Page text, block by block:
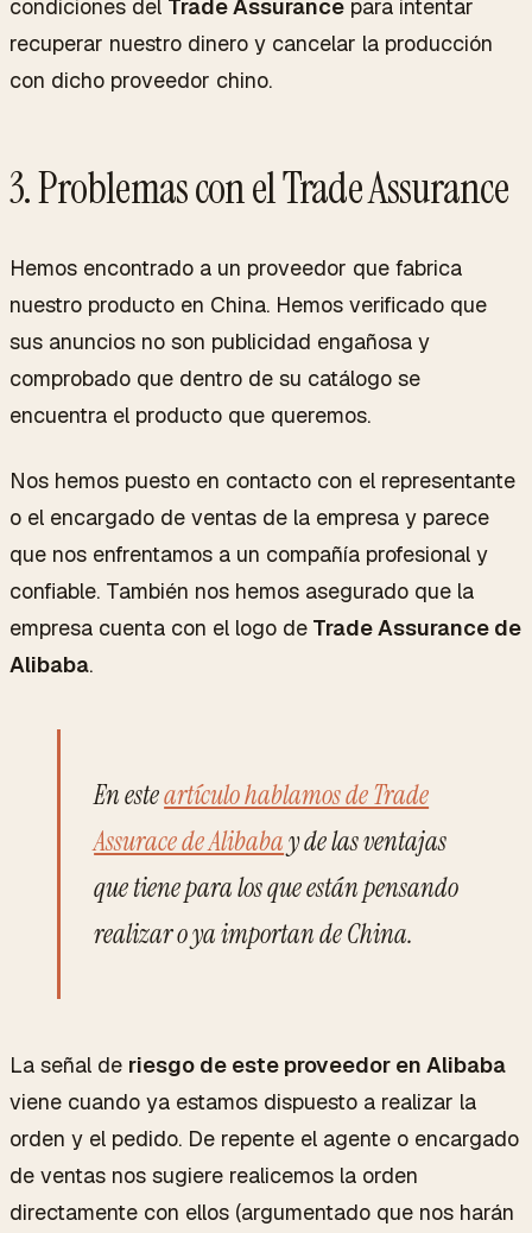
condiciones del Trade Assurance para intentar
recuperar nuestro dinero y cancelar la producción
con dicho proveedor chino.
3. Problemas con el Trade Assurance
Hemos encontrado a un proveedor que fabrica
nuestro producto en China. Hemos verificado que
sus anuncios no son publicidad engañosa y
comprobado que dentro de su catálogo se
encuentra el producto que queremos.
Nos hemos puesto en contacto con el representante
o el encargado de ventas de la empresa y parece
que nos enfrentamos a un compañía profesional y
confiable. También nos hemos asegurado que la
empresa cuenta con el logo de Trade Assurance de
Alibaba.
En esteartículo hablamos de Trade
Assurace de Alibabay de las ventajas
que tiene para los que están pensando
realizar o ya importan de China.
La señal de riesgo de este proveedor en Alibaba
viene cuando ya estamos dispuesto a realizar la
orden y el pedido. De repente el agente o encargado
de ventas nos sugiere realicemos la orden
directamente con ellos (argumentado que nos harán